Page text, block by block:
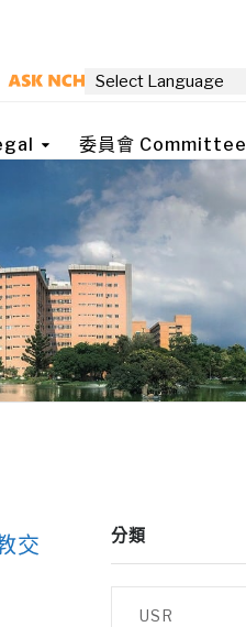
委員會 Committee
交
分類
USR